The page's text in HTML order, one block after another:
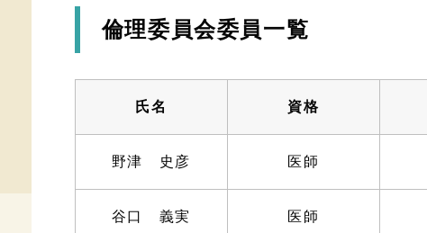
倫理委員会委員一覧
氏名 資格
野津 史彦 医師
谷口 義実 医師